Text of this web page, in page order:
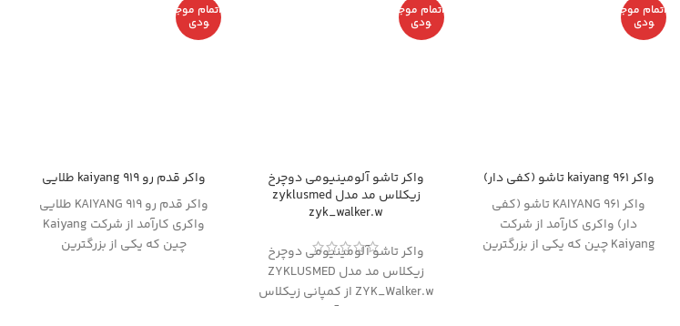
اتمام موج
ودی
واکر kaiyang 961 تاشو (کفی دار)
واکر KAIYANG 961 تاشو (کفی
دار) واکری کارآمد از شرکت
Kaiyang چین که یکی از بزرگترین
اتمام موج
ودی
واکر تاشو آلومینیومی دوچرخ
زیکلاس مد مدل zyklusmed
zyk_walker.w
واکر تاشو آلومینیومی دوچرخ
زیکلاس مد مدل ZYKLUSMED
ZYK_Walker.w از کمپانی زیکلاس
مد، تحت لیسانس آلمان. این واکر
اتمام موج
ودی
واکر قدم رو kaiyang 919 طلایی
واکر قدم رو KAIYANG 919 طلایی
واکری کارآمد از شرکت Kaiyang
چین که یکی از بزرگترین